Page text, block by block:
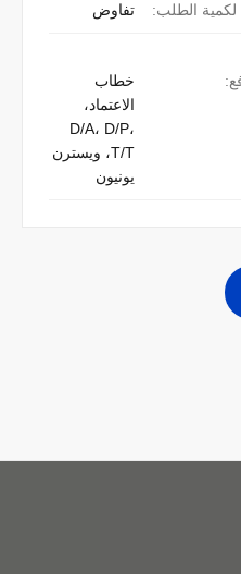
لكمية الطلب: تفاوض
خطاب
الاعتماد،
D/A، D/P،
T/T، ويسترن
يونيون